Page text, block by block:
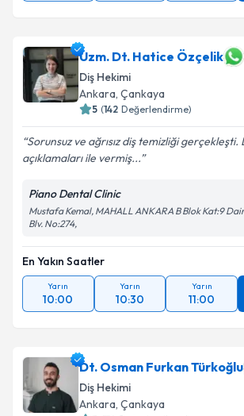
Uzm. Dt. Hatice Özçelik
Diş Hekimi
Ankara, Çankaya
5 (142 Değerlendirme)
Sorunsuz ve ağrısız diş temizliği gerçekleşti.
açıklamaları ile vermiş...
Piano Dental Clinic
Mustafa Kemal, MAHALL ANKARA B Blok Kat:9
Blv. No:274,
En Yakın Saatler
Yarın
10:00
Yarın
10:30
Yarın
11:00
Dt. Osman Furkan Türkoğlu
Diş Hekimi
Ankara, Çankaya